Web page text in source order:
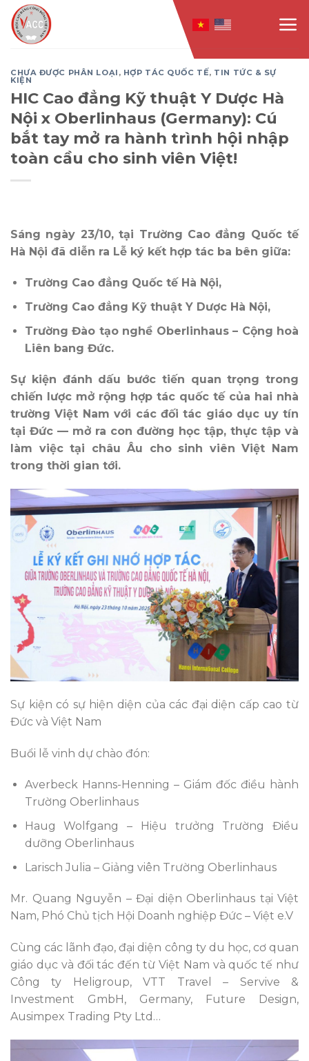
Skip
to
content
CHƯA ĐƯỢC PHÂN LOẠI , HỢP TÁC QUỐC TẾ, TIN TỨC & SỰ
KIỆN
HIC Cao đẳng Kỹ thuật Y Dược Hà
Nội x Oberlinhaus (Germany): Cú
bắt tay mở ra hành trình hội nhập
toàn cầu cho sinh viên Việt!
Sáng ngày 23/10, tại Trường Cao đẳng Quốc tế
Hà Nội đã diễn ra Lễ ký kết hợp tác ba bên giữa:
Trường Cao đẳng Quốc tế Hà Nội,
Trường Cao đẳng Kỹ thuật Y Dược Hà Nội,
Trường Đào tạo nghề Oberlinhaus – Cộng hoà
Liên bang Đức.
Sự kiện đánh dấu bước tiến quan trọng trong
chiến lược mở rộng hợp tác quốc tế của hai nhà
trường Việt Nam với các đối tác giáo dục uy tín
tại Đức — mở ra con đường học tập, thực tập và
làm việc tại châu Âu cho sinh viên Việt Nam
trong thời gian tới.
Sự kiện có sự hiện diện của các đại diện cấp cao từ
Đức và Việt Nam
Buổi lễ vinh dự chào đón:
Averbeck Hanns-Henning – Giám đốc điều hành
Trường Oberlinhaus
Haug Wolfgang – Hiệu trưởng Trường Điều
dưỡng Oberlinhaus
Larisch Julia – Giảng viên Trường Oberlinhaus
Mr. Quang Nguyễn – Đại diện Oberlinhaus tại Việt
Nam, Phó Chủ tịch Hội Doanh nghiệp Đức – Việt e.V
Cùng các lãnh đạo, đại diện công ty du học, cơ quan
giáo dục và đối tác đến từ Việt Nam và quốc tế như
Công ty Heligroup, VTT Travel – Servive &
Investment GmbH, Germany, Future Design,
Ausimpex Trading Pty Ltd…